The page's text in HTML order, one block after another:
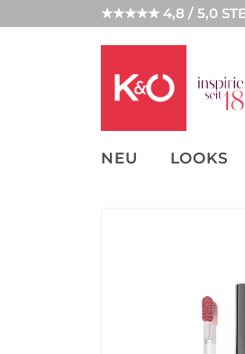
★★★★★ 4,8 / 5,0
NEU LOOKS
NEW IN
WEDDING